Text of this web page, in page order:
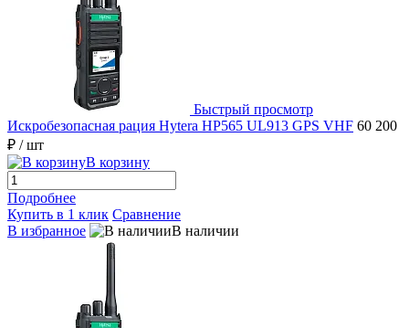
Быстрый просмотр
Искробезопасная рация Hytera HP565 UL913 GPS VHF 60 200
₽ / шт
В корзину
Подробнее
Купить в 1 клик Сравнение
В избранное
В наличии